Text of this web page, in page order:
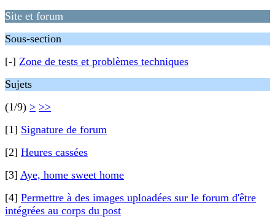
Site et forum
Sous-section
[-] Zone de tests et problèmes techniques
Sujets
(1/9) > >>
[1] Signature de forum
[2] Heures cassées
[3] Aye, home sweet home
[4] Permettre à des images uploadées sur le forum d'être
intégrées au corps du post